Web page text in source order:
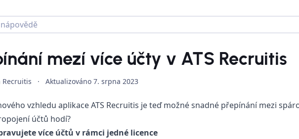
mezí více účty v ATS Recruitis
Recruitis · Aktualizováno 7. srpna 2023
vzhledu aplikace ATS Recruitis je teď možné snadné přepínání mezi
účtů hodí?
více účtů v rámci jedné licence